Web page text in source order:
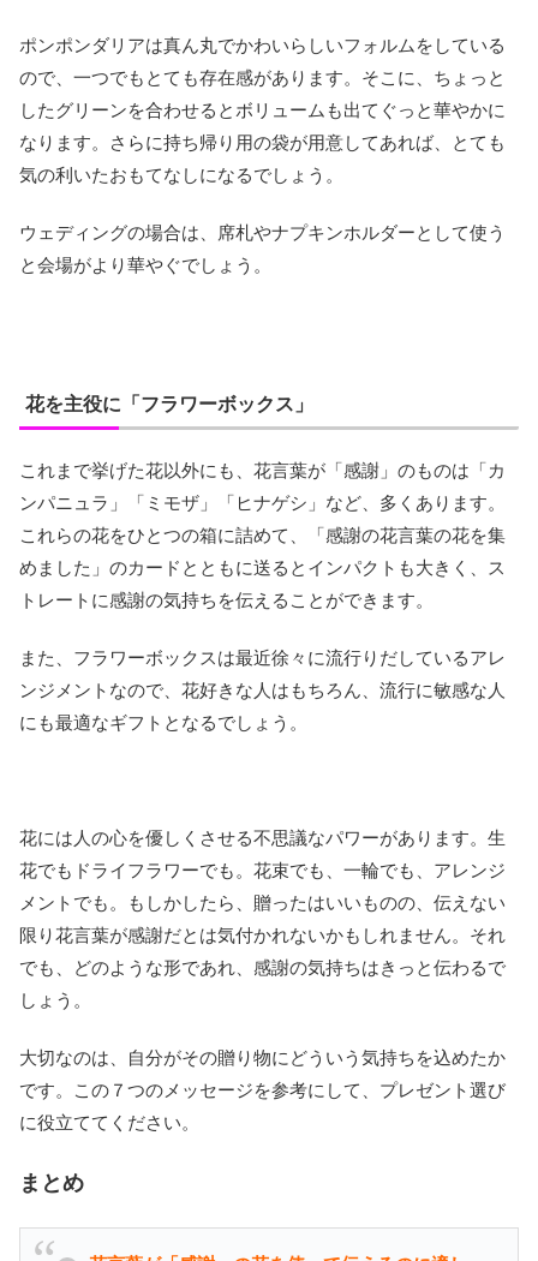
ポンポンダリアは真ん丸でかわいらしいフォルムをしている
ので、一つでもとても存在感があります。そこに、ちょっと
したグリーンを合わせるとボリュームも出てぐっと華やかに
なります。さらに持ち帰り用の袋が用意してあれば、とても
気の利いたおもてなしになるでしょう。
ウェディングの場合は、席札やナプキンホルダーとして使う
と会場がより華やぐでしょう。
花を主役に「フラワーボックス」
これまで挙げた花以外にも、花言葉が「感謝」のものは「カ
ンパニュラ」「ミモザ」「ヒナゲシ」など、多くあります。
これらの花をひとつの箱に詰めて、「感謝の花言葉の花を集
めました」のカードとともに送るとインパクトも大きく、ス
トレートに感謝の気持ちを伝えることができます。
また、フラワーボックスは最近徐々に流行りだしているアレ
ンジメントなので、花好きな人はもちろん、流行に敏感な人
にも最適なギフトとなるでしょう。
花には人の心を優しくさせる不思議なパワーがあります。生
花でもドライフラワーでも。花束でも、一輪でも、アレンジ
メントでも。もしかしたら、贈ったはいいものの、伝えない
限り花言葉が感謝だとは気付かれないかもしれません。それ
でも、どのような形であれ、感謝の気持ちはきっと伝わるで
しょう。
大切なのは、自分がその贈り物にどういう気持ちを込めたか
です。この７つのメッセージを参考にして、プレゼント選び
に役立ててください。
まとめ